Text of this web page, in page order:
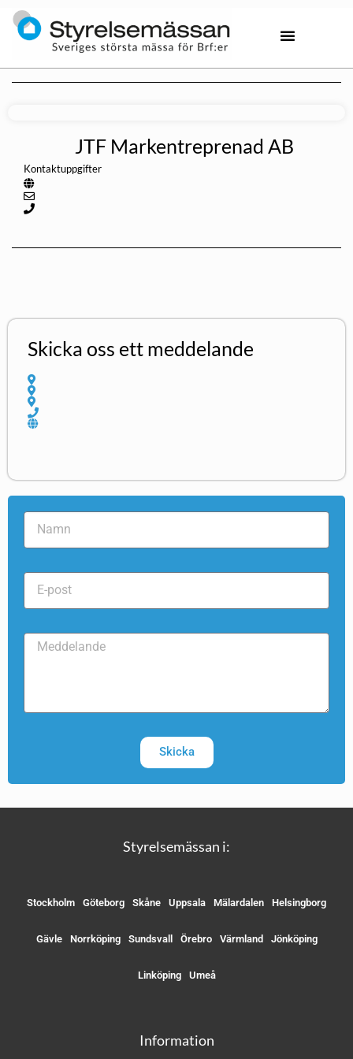
JTF Markentreprenad AB
Kontaktuppgifter
Skicka oss ett meddelande
Skicka
Styrelsemässan i:
Stockholm Göteborg Skåne Uppsala Mälardalen Helsingborg
Gävle Norrköping Sundsvall Örebro Värmland Jönköping
Linköping Umeå
Information